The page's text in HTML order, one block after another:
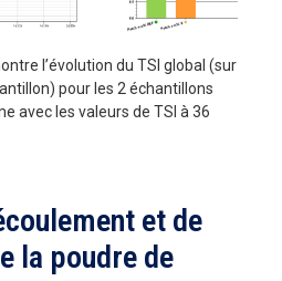
l’évolution du TSI global (sur
pour les 2 échantillons
avec les valeurs de TSI à 36
et de
la poudre de